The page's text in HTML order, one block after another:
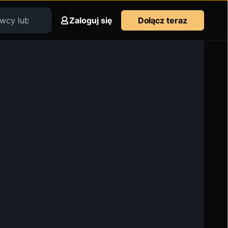
Zaloguj się Dołącz teraz